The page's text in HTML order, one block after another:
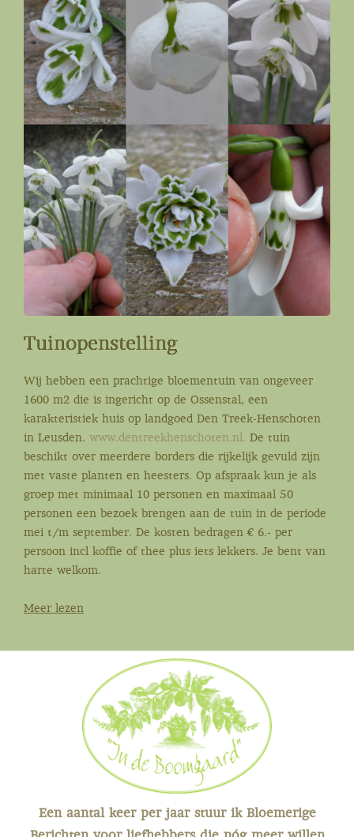
Tuinopenstelling
Wij hebben een prachtige bloementuin van ongeveer
1600 m2 die is ingericht op de Ossenstal, een
karakteristiek huis op landgoed Den Treek-Henschoten
in Leusden. www.dentreekhenschoten.nl. De tuin
beschikt over meerdere borders die rijkelijk gevuld zijn
met vaste planten en heesters. Op afspraak kun je als
groep met minimaal 10 personen en maximaal 50
personen een bezoek brengen aan de tuin in de periode
mei t/m september. De kosten bedragen € 6.- per
persoon incl koffie of thee plus iets lekkers. Je bent van
harte welkom.
Meer lezen
Een aantal keer per jaar stuur ik Bloemerige